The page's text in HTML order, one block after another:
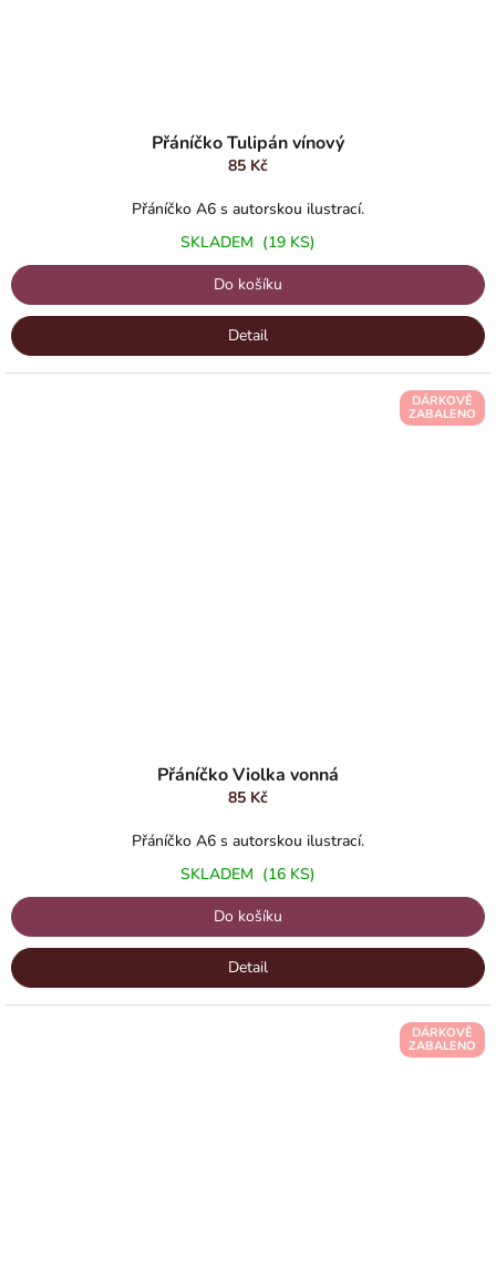
Přáníčko Tulipán vínový
85 Kč
Přáníčko A6 s autorskou ilustrací.
SKLADEM (19 KS)
Do košíku
Detail
DÁRKOVĚ
ZABALENO
Přáníčko Violka vonná
85 Kč
Přáníčko A6 s autorskou ilustrací.
SKLADEM (16 KS)
Do košíku
Detail
DÁRKOVĚ
ZABALENO